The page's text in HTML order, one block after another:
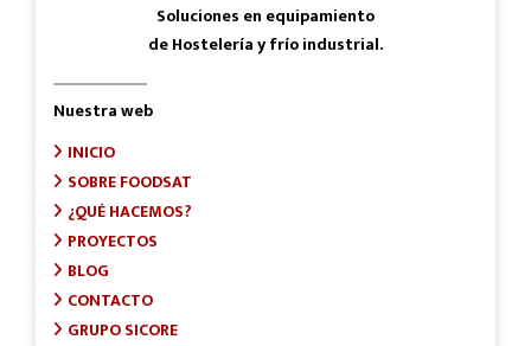
Soluciones en equipamiento
de Hostelería y frío industrial.
Nuestra web
INICIO
SOBRE FOODSAT
¿QUÉ HACEMOS?
PROYECTOS
BLOG
CONTACTO
GRUPO SICORE